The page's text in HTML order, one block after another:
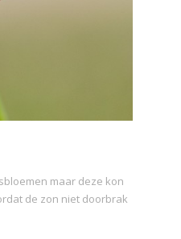
maar deze kon
de zon niet doorbrak